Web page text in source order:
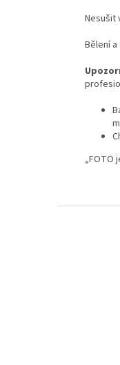
Nesušit
Bělení a
„FOTO